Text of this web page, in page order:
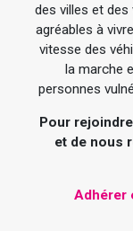
des villes et des
agréables à
vitesse des
la marche
personnes
Pour
et de nous
Adhérer